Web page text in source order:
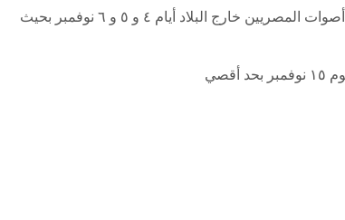
خارج البلاد أيام ٤ و ٥ و ٦ نوفمبر بحيث